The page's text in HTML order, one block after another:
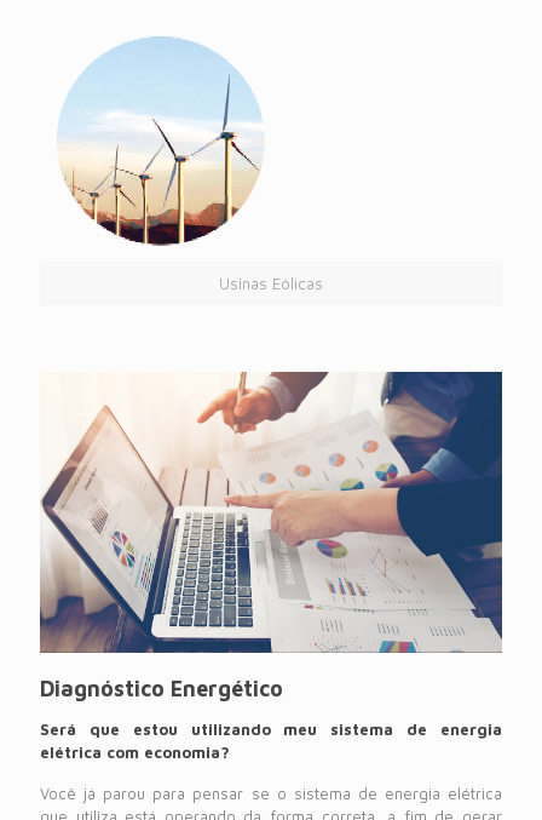
Usinas Eólicas
Diagnóstico Energético
Será que estou utilizando meu sistema de energia
elétrica com economia?
Você já parou para pensar se o sistema de energia elétrica
que utiliza está operando da forma correta, a fim de gerar